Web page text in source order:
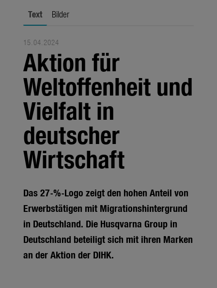
Themen
Über uns
Über Gardena
Pressekontakt
Text Bilder
15.04.2024
Aktion für
Weltoffenheit und
Vielfalt in
deutscher
Wirtschaft
Das 27-%-Logo zeigt den hohen Anteil von
Erwerbstätigen mit Migrationshintergrund
in Deutschland. Die Husqvarna Group in
Deutschland beteiligt sich mit ihren Marken
an der Aktion der DIHK.